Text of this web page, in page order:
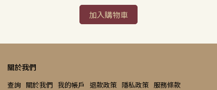
加入購物車
關於我們
查詢 關於我們 我的帳戶 退款政策 隱私政策 服務條款